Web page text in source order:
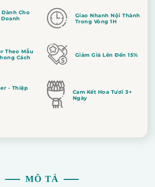
Cho
Doanh
Giao Nhanh Nội Thành
Trong Vòng 1H
Theo Mẫu
Cách
Giảm Giá Lên Đến 15%
- Thiệp
Cam Kết Hoa Tươi 3+
Ngày
MÔ TẢ